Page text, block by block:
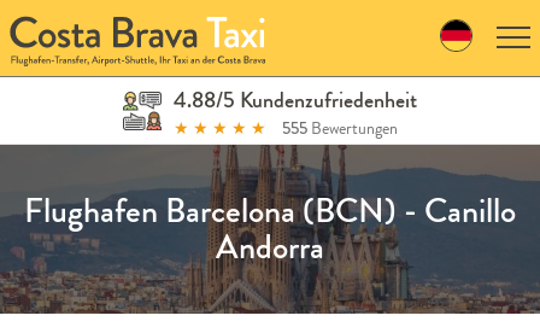
Skip
to
navigation
Skip
4.88/5 Kundenzufriedenheit
★ ★ ★ ★ ★ 555 Bewertungen
Flughafen Barcelona (BCN) - Canillo
Andorra